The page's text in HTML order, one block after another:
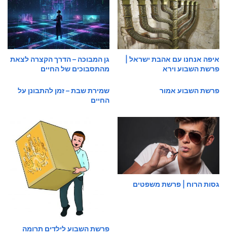
איפה אנחנו עם אהבת ישראל |
פרשת השבוע וירא
גן המבוכה – הדרך הקצרה לצאת
מהתסבוכים של החיים
פרשת השבוע אמור
שמירת שבת – זמן להתבונן על
החיים
גסות הרוח | פרשת משפטים
פרשת השבוע לילדים תרומה